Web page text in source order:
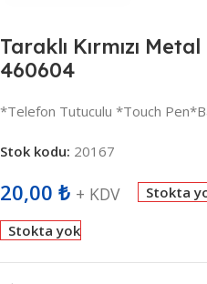
Taraklı Kırmızı
460604
*Telefon Tutuculu *Touch
Stok kodu: 20167
20,00 ₺ + KDV Stokta
Stokta yok